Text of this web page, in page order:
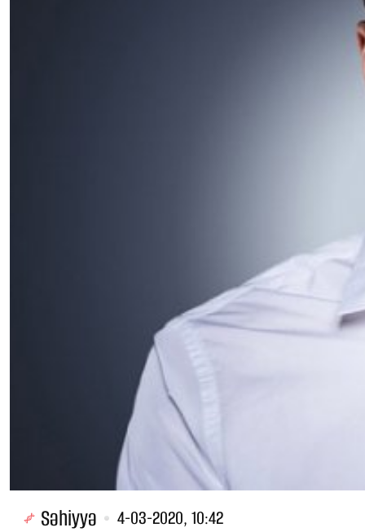
Səhiyyə 4-03-2020, 10:42